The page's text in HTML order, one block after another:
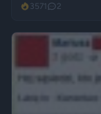
3571 2